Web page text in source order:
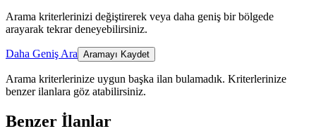
Arama kriterlerinizi değiştirerek veya daha geniş bir bölgede
arayarak tekrar deneyebilirsiniz.
Daha Geniş Ara Aramayı Kaydet
Arama kriterlerinize uygun başka ilan bulamadık. Kriterlerinize
benzer ilanlara göz atabilirsiniz.
Benzer İlanlar